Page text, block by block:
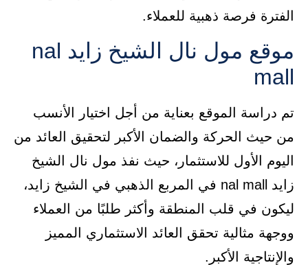
الفترة فرصة ذهبية للعملاء.
موقع مول نال الشيخ زايد nal
mall
تم دراسة الموقع بعناية من أجل اختيار الأنسب
من حيث الحركة والضمان الأكبر لتحقيق العائد من
اليوم الأول للاستثمار، حيث نفذ مول نال الشيخ
زايد nal mall في المربع الذهبي في الشيخ زايد،
ليكون في قلب المنطقة وأكثر طلبًا من العملاء
ووجهة مثالية تحقق العائد الاستثماري المميز
والإنتاجية الأكبر.